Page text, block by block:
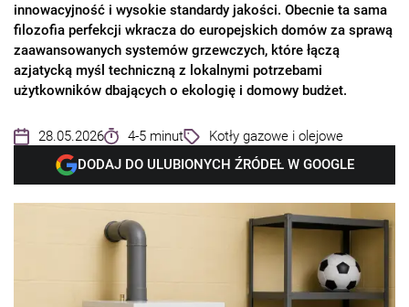
innowacyjność i wysokie standardy jakości. Obecnie ta sama
filozofia perfekcji wkracza do europejskich domów za sprawą
zaawansowanych systemów grzewczych, które łączą
azjatycką myśl techniczną z lokalnymi potrzebami
użytkowników dbających o ekologię i domowy budżet.
28.05.2026 4-5 minut
Kotły gazowe i olejowe
DODAJ DO ULUBIONYCH ŹRÓDEŁ W GOOGLE